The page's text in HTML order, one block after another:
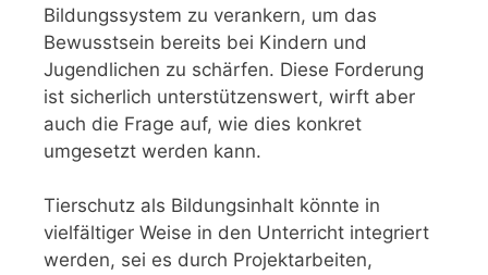
Bildungssystem zu verankern, um das
Bewusstsein bereits bei Kindern und
Jugendlichen zu schärfen. Diese Forderung
ist sicherlich unterstützenswert, wirft aber
auch die Frage auf, wie dies konkret
umgesetzt werden kann.
Tierschutz als Bildungsinhalt könnte in
vielfältiger Weise in den Unterricht integriert
werden, sei es durch Projektarbeiten,